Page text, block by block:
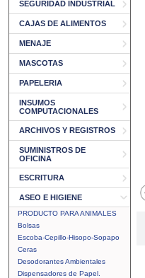
SEGURIDAD INDUSTRIAL
CAJAS DE ALIMENTOS
MENAJE
MASCOTAS
PAPELERIA
INSUMOS
COMPUTACIONALES
ARCHIVOS Y REGISTROS
SUMINISTROS DE
OFICINA
ESCRITURA
ASEO E HIGIENE
PRODUCTO PARA ANIMALES
Bolsas
Escoba-Cepillo-Hisopo-Sopapo
Ceras
Desodorantes Ambientales
Dispensadores de Papel.